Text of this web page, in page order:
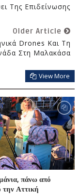
Της Επιδείνωσης
Older Article
Drones Και Τη
Στη Μαλακάσα
View More
πάνω από
την Αττική